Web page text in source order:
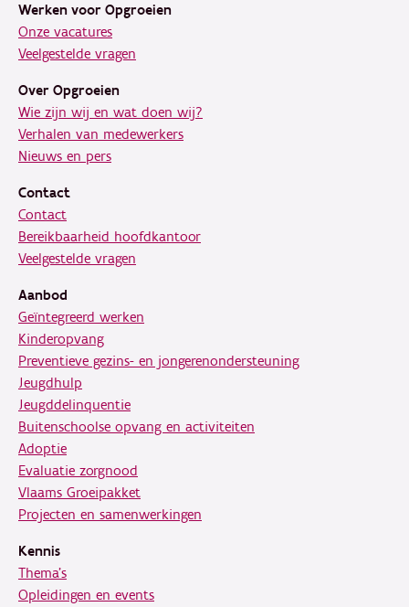
Werken voor Opgroeien
Onze vacatures
Veelgestelde vragen
Over Opgroeien
Wie zijn wij en wat doen wij?
Verhalen van medewerkers
Nieuws en pers
Contact
Contact
Bereikbaarheid hoofdkantoor
Veelgestelde vragen
Aanbod
Geïntegreerd werken
Kinderopvang
Preventieve gezins- en jongerenondersteuning
Jeugdhulp
Jeugddelinquentie
Buitenschoolse opvang en activiteiten
Adoptie
Evaluatie zorgnood
Vlaams Groeipakket
Projecten en samenwerkingen
Kennis
Thema's
Opleidingen en events